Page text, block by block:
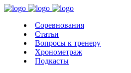
Соревнования
Статьи
Вопросы к тренеру
Хронометраж
Подкасты